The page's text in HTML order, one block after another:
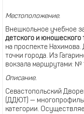
Местоположение.
Внешкольное учебное
детского и юношеского
на проспекте
точки города. Из
вокзала маршрутами: №
Описание.
Севастопольский
(ДДЮТ) —
категории.